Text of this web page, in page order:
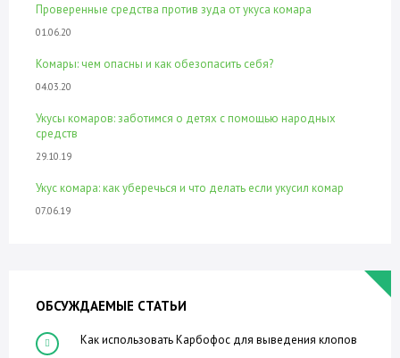
Проверенные средства против зуда от укуса комара
01.06.20
Комары: чем опасны и как обезопасить себя?
04.03.20
Укусы комаров: заботимся о детях с помощью народных
средств
29.10.19
Укус комара: как уберечься и что делать если укусил комар
07.06.19
ОБСУЖДАЕМЫЕ СТАТЬИ
Как использовать Карбофос для выведения клопов